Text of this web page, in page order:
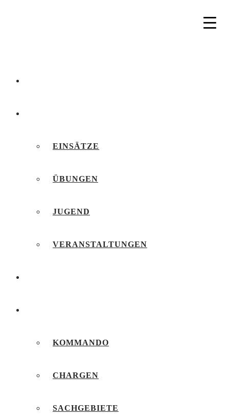
EINSÄTZE
ÜBUNGEN
JUGEND
VERANSTALTUNGEN
KOMMANDO
CHARGEN
SACHGEBIETE